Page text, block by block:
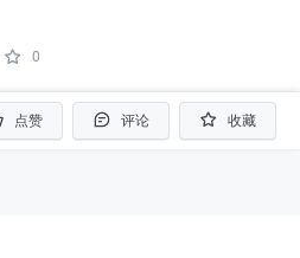
0
点赞 评论 收藏